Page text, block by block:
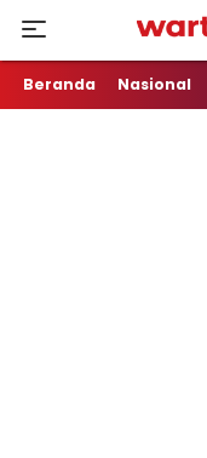
Beranda Nasional